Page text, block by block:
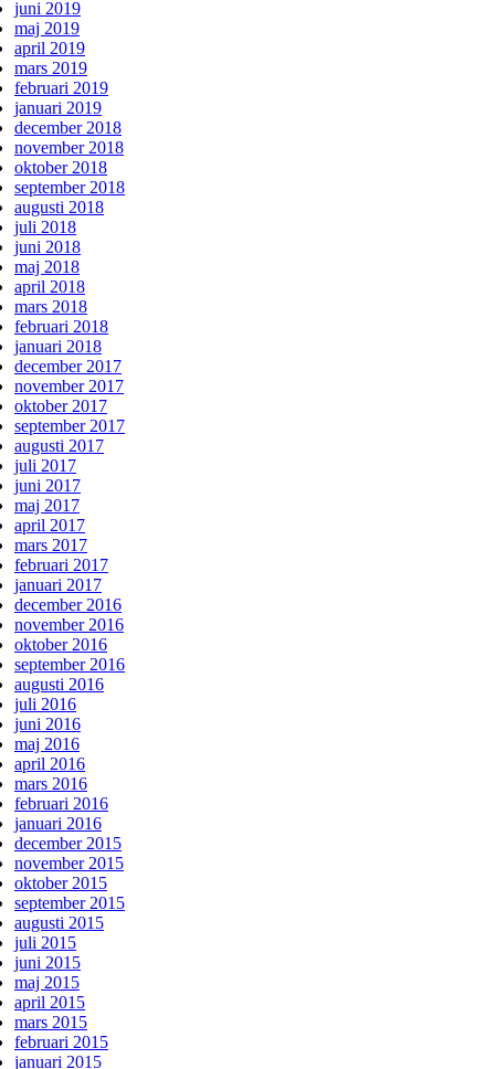
juni 2019
maj 2019
april 2019
mars 2019
februari 2019
januari 2019
december 2018
november 2018
oktober 2018
september 2018
augusti 2018
juli 2018
juni 2018
maj 2018
april 2018
mars 2018
februari 2018
januari 2018
december 2017
november 2017
oktober 2017
september 2017
augusti 2017
juli 2017
juni 2017
maj 2017
april 2017
mars 2017
februari 2017
januari 2017
december 2016
november 2016
oktober 2016
september 2016
augusti 2016
juli 2016
juni 2016
maj 2016
april 2016
mars 2016
februari 2016
januari 2016
december 2015
november 2015
oktober 2015
september 2015
augusti 2015
juli 2015
juni 2015
maj 2015
april 2015
mars 2015
februari 2015
januari 2015